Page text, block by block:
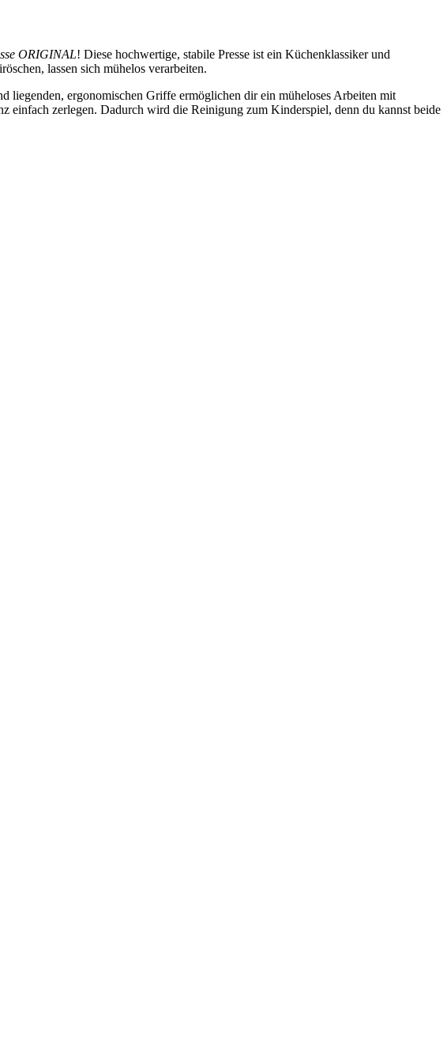
ORIGINAL! Diese hochwertige, stabile Presse ist ein Küchenklassiker und
lassen sich mühelos verarbeiten.
liegenden, ergonomischen Griffe ermöglichen dir ein müheloses Arbeiten mit
einfach zerlegen. Dadurch wird die Reinigung zum Kinderspiel, denn du kannst beide